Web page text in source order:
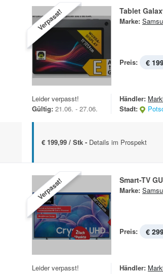
Verpasst! Tablet
Marke:
Preis: €
Leider verpasst!
Gültig: 21.06. - 27.06.
Händler:
Stadt:
€ 199,99 / Stk - Details im Prospekt
Verpasst! Smart-TV
Marke:
Preis: €
Leider verpasst!
Händler: